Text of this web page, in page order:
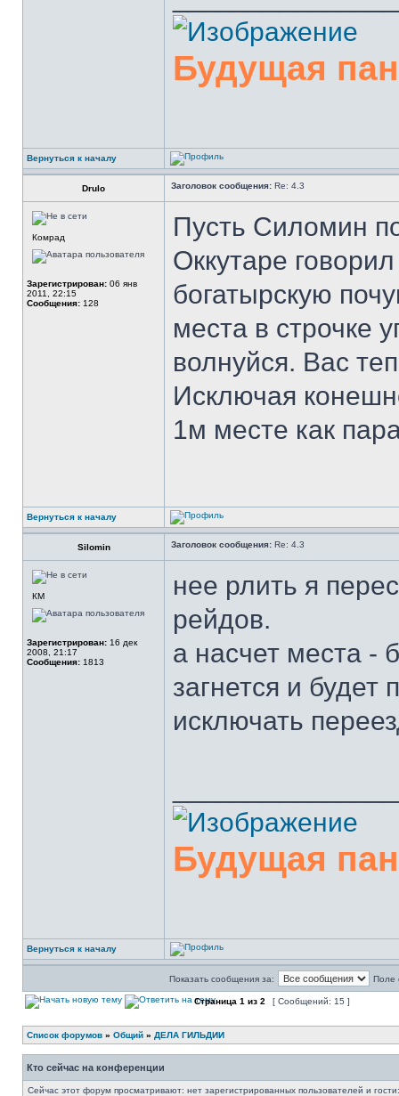
Будущая
Вернуться к началу
Drulo Заголовок сообщения: Re: 4.3
Комрад
Зарегистрирован: 06 янв
2011, 22:15
Сообщения: 128
Пусть Силомин
Оккутаре
богатырскую
места в строчке
волнуйся. Вас
Исключая
1м месте как
Вернуться к началу
Silomin Заголовок сообщения: Re: 4.3
КМ
Зарегистрирован: 16 дек
2008, 21:17
Сообщения: 1813
нее рлить я
рейдов.
а насчет места -
загнется и будет
исключать
Будущая
Вернуться к началу
Показать сообщения за: Поле
Страница 1 из 2 [ Сообщений: 15 ]
Список форумов » Общий » ДЕЛА ГИЛЬДИИ
Кто сейчас на конференции
Сейчас этот форум просматривают: нет зарегистрированных пользователей и